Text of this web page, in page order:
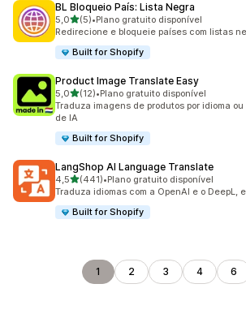
BL Bloqueio País: Lista Negra
5,0de 5 estrelas
(5)
5 avaliações ao todo
•Plano gratuito disponível
Redirecione e bloqueie países com listas
Built for Shopify
Product Image Translate Easy
5,0de 5 estrelas
(12)
12 avaliações ao todo
•Plano gratuito disponível
Traduza imagens de produtos por idioma
de IA
Built for Shopify
LangShop AI Language Translate
4,5de 5 estrelas
(441)
441 avaliações ao todo
•Plano gratuito disponível
Traduza idiomas com a OpenAI e o DeepL,
Built for Shopify
1 2 3 4 6